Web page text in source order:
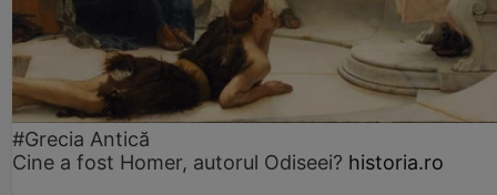
#Grecia Antică
Cine a fost Homer, autorul Odiseei? historia.ro